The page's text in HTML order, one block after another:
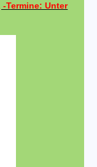
Termine: Unter